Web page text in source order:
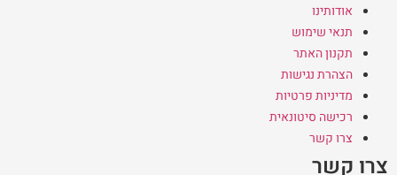
אודותינו
תנאי שימוש
תקנון האתר
הצהרת נגישות
מדיניות פרטיות
רכישה סיטונאית
צרו קשר
צרו קשר